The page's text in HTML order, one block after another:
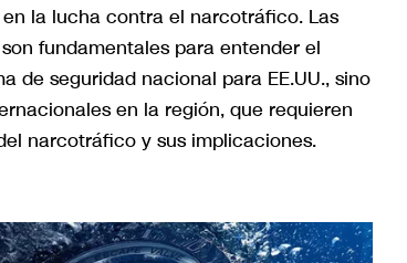
la lucha contra el narcotráfico. Las
fundamentales para entender el
de seguridad nacional para EE.UU., sino
en la región, que requieren
narcotráfico y sus implicaciones.